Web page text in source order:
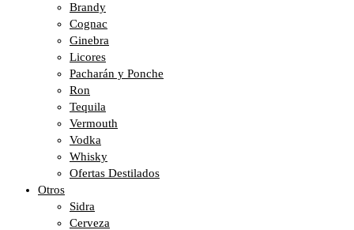
Brandy
Cognac
Ginebra
Licores
Pacharán y Ponche
Ron
Tequila
Vermouth
Vodka
Whisky
Ofertas Destilados
Otros
Sidra
Cerveza